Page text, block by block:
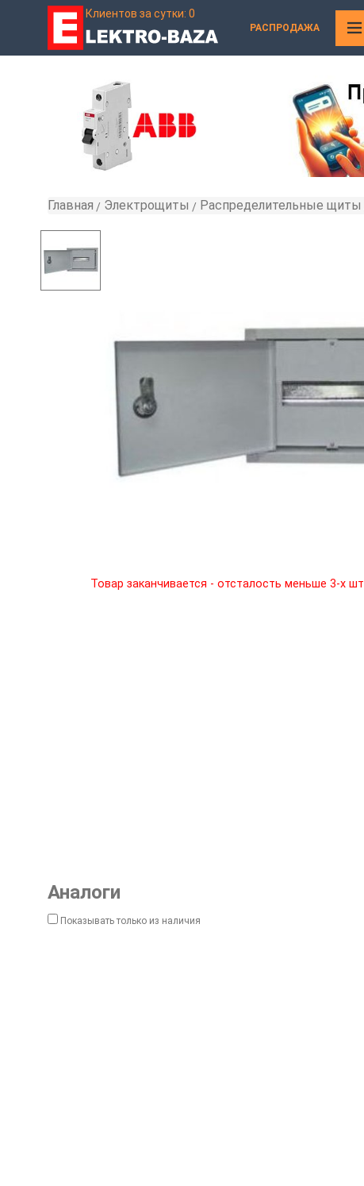
Клиентов за сутки: 0
РАСПРОДАЖА
Главная » Электрощиты » Распределительные щиты
Товар заканчивается - отсталость меньше 3-х шт
Аналоги
Показывать только из наличия